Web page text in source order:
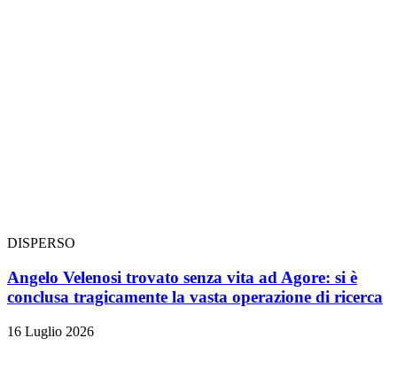
DISPERSO
Angelo Velenosi trovato senza vita ad Agore: si è
conclusa tragicamente la vasta operazione di ricerca
16 Luglio 2026